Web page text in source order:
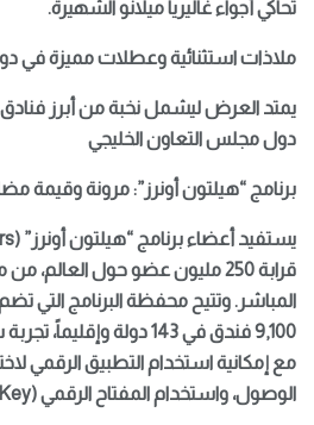
تحاكي أجواء غاليريا ميلانو الشهيرة.
ملاذات استثنائية وعطلات مميزة في
يمتد العرض ليشمل نخبة من أبرز
دول مجلس التعاون الخليجي
برنامج “هيلتون أونرز”: مرونة وقيمة
قرابة 250 مليون عضو حول العالم،
9,100 فندق في 143 دولة
مع إمكانية استخدام التطبيق الرقمي
الوصول، واستخدام المفتاح الرقمي (Digital Key).